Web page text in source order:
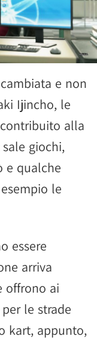
e non
Ijincho, le
alla
giochi,
e qualche
le
essere
arriva
offrono ai
le strade
kart, appunto,